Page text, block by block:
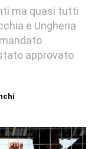
ma quasi tutti
e Ungheria
approvato